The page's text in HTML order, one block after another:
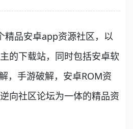
品安卓app资源社区，以
的下载站，同时包括安卓软
，手游破解，安卓ROM资
向社区论坛为一体的精品资